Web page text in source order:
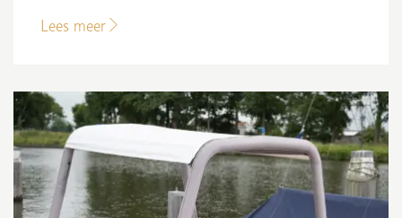
Lees meer